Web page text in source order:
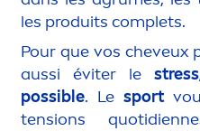
les produits complets.
Pour que vos cheveux
aussi éviter lestress
possible. Le sport
tensions